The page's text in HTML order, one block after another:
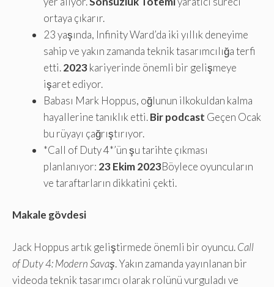
ortaya çıkarır.
23 yaşında, Infinity Ward’da iki yıllık deneyime
sahip ve yakın zamanda teknik tasarımcılığa terfi
etti.2023kariyerinde önemli bir gelişmeye
işaret ediyor.
Babası Mark Hoppus, oğlunun ilkokuldan kalma
hayallerine tanıklık etti.Bir podcast Geçen Ocak
bu rüyayı çağrıştırıyor.
*Call of Duty 4*’ün şu tarihte çıkması
planlanıyor: 23 Ekim 2023Böylece oyuncuların
ve taraftarların dikkatini çekti.
Makale gövdesi
Jack Hoppus artık geliştirmede önemli bir oyuncu.Call
of Duty 4: Modern Savaş. Yakın zamanda yayınlanan bir
videoda teknik tasarımcı olarak rolünü vurguladı ve